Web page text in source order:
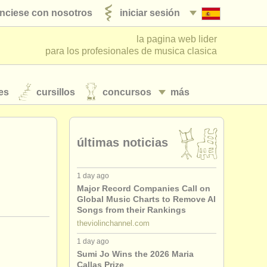
iniciar sesión
con nosotros
la pagina web lider
para los profesionales de musica clasica
más
cursillos concursos
últimas noticias
1 day ago
Major Record Companies Call on
Global Music Charts to Remove AI
Songs from their Rankings
theviolinchannel.com
1 day ago
Sumi Jo Wins the 2026 Maria
Callas Prize